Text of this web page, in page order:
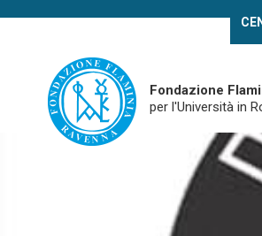
Fondazione
per l'Università in